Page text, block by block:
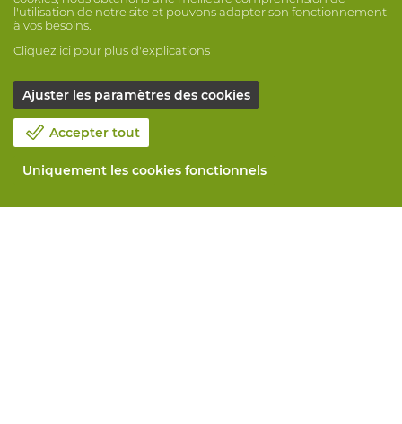
l'utilisation de notre site et pouvons adapter son fonctionnement
à vos besoins.
Cliquez ici pour plus d'explications
Ajuster les paramètres des cookies
Accepter tout
Uniquement les cookies fonctionnels